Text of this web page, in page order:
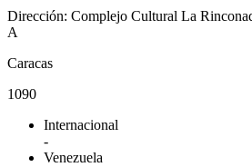
Dirección: Complejo Cultural La
A
Caracas
1090
Internacional
-
Venezuela